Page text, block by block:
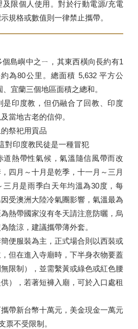
限個人使用。對於行動電源/充電
規格或數值則一律禁止攜帶。
島嶼中之ㄧ，其東西橫向長約有1
為80公里。總面積 5,632 平方公
宜蘭三個地區面積之總和。
是印度教，但仍融合了回教、印度
當地古老的信仰。
祭祀用貢品
對印度教民徒是一種冒犯
道熱帶性氣候，氣溫隨信風帶而改
四月～十月是乾季，十一月～三月
三月是雨季白天年均溫為30度，每
受澳洲大陸冷氣團影響，氣溫最為
熱帶國家沒有冬天請注意防曬，烏
陰涼，建議攜帶薄外套。
便服裝為主，正式場合則以西裝或
但在進入寺廟時，下半身衣物要蓋
限制），並需繫黃或綠色或紅色腰
），若著短褲入廟，可於入口處租
帶新台幣十萬元，美金現金一萬元
票不受限制。